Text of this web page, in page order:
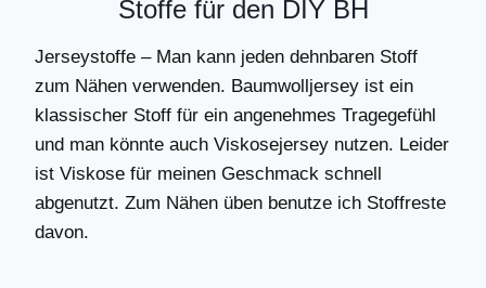
Stoffe für den DIY BH
Jerseystoffe – Man kann jeden dehnbaren Stoff
zum Nähen verwenden. Baumwolljersey ist ein
klassischer Stoff für ein angenehmes Tragegefühl
und man könnte auch Viskosejersey nutzen. Leider
ist Viskose für meinen Geschmack schnell
abgenutzt. Zum Nähen üben benutze ich Stoffreste
davon.